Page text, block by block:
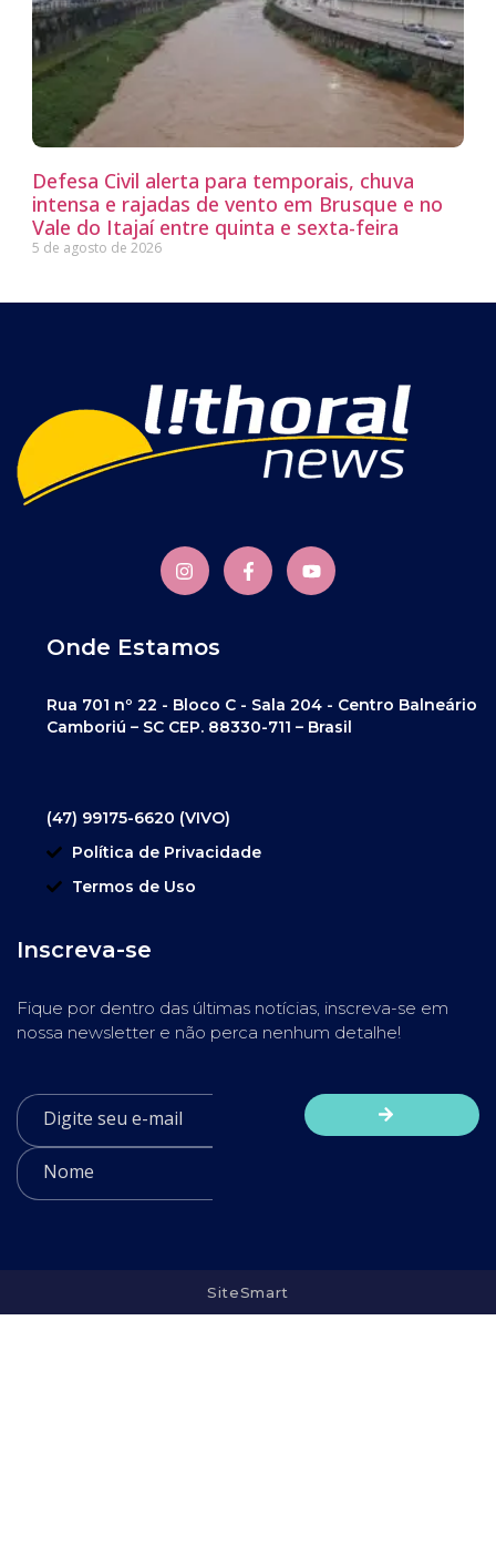
Defesa Civil alerta para temporais, chuva
intensa e rajadas de vento em Brusque e no
Vale do Itajaí entre quinta e sexta-feira
5 de agosto de 2026
Onde Estamos
Rua 701 nº 22 - Bloco C - Sala 204 - Centro Balneário
Camboriú – SC CEP. 88330-711 – Brasil
(47) 99175-6620 (VIVO)
Política de Privacidade
Termos de Uso
Inscreva-se
Fique por dentro das últimas notícias, inscreva-se em
nossa newsletter e não perca nenhum detalhe!
SiteSmart